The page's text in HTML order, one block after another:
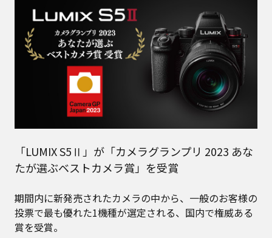
「LUMIX S5Ⅱ」が「カメラグランプリ 2023 あな
たが選ぶベストカメラ賞」を受賞
期間内に新発売されたカメラの中から、一般のお客様の
投票で最も優れた1機種が選定される、国内で権威ある
賞を受賞。